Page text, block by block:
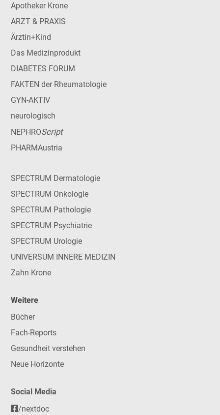
Apotheker Krone
ARZT & PRAXIS
Ärztin+Kind
Das Medizinprodukt
DIABETES FORUM
FAKTEN der Rheumatologie
GYN-AKTIV
neurologisch
NEPHROScript
PHARMAustria
SPECTRUM Dermatologie
SPECTRUM Onkologie
SPECTRUM Pathologie
SPECTRUM Psychiatrie
SPECTRUM Urologie
UNIVERSUM INNERE MEDIZIN
Zahn Krone
Weitere
Bücher
Fach-Reports
Gesundheit verstehen
Neue Horizonte
Social Media
/nextdoc